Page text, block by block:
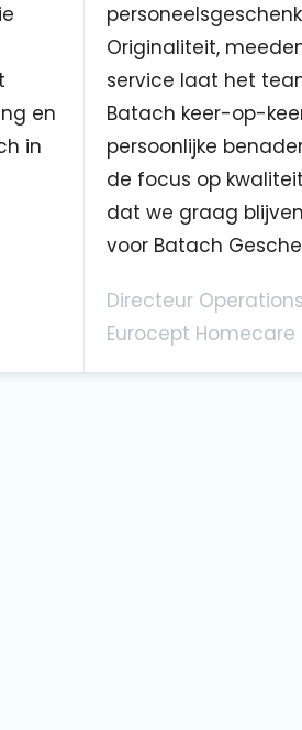
en
in
Originaliteit,
service laat het
Batach keer-op-
persoonlijke
de focus op
dat we graag
voor Batach
Directeur Operations
Eurocept Homecare